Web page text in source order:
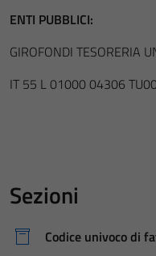
ENTI PUBBLICI:
GIROFONDI TESORERIA
IT 55 L 01000 04306
Sezioni
Codice univoco di